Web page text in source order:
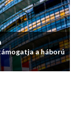
a háború